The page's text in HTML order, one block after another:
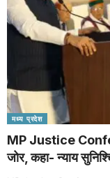
मध्य प्रदेश
MP Justice
जोर, कहा- न्याय